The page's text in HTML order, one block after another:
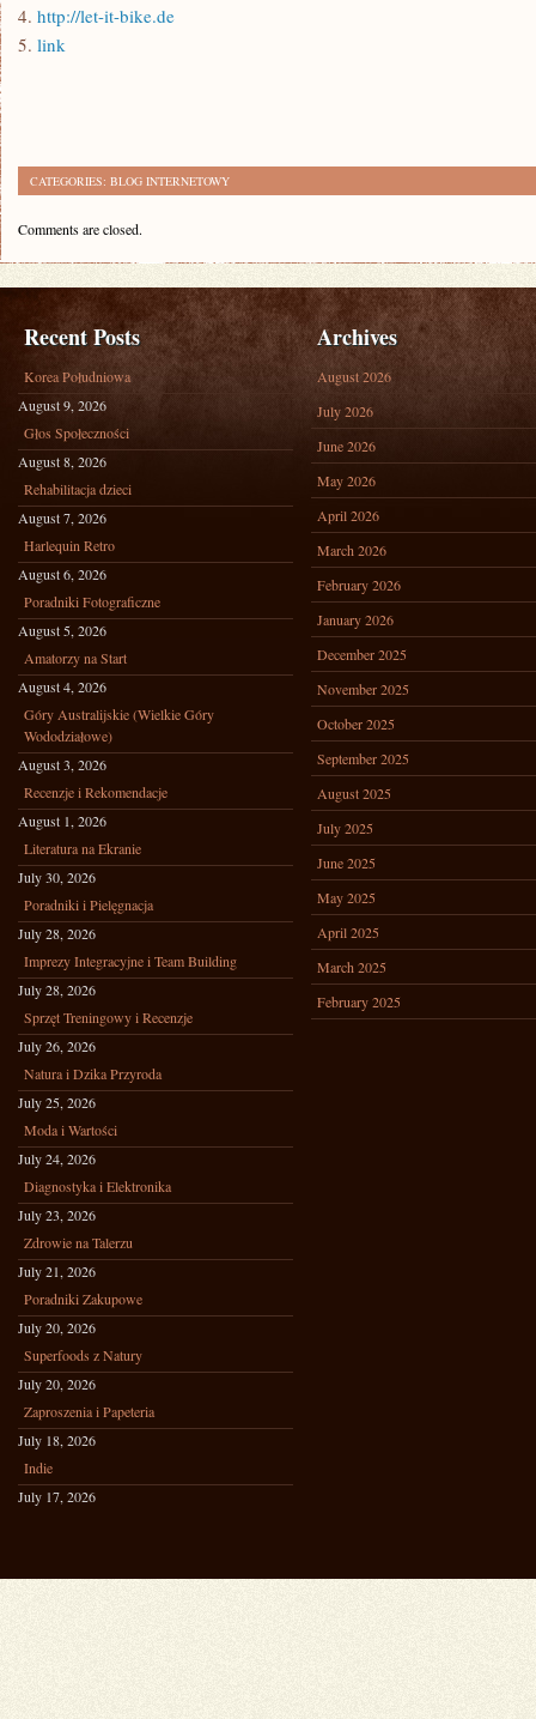
4. http://let-it-bike.de
5. link
CATEGORIES: BLOG INTERNETOWY
Comments are closed.
Recent Posts
Korea Południowa
August 9, 2026
Głos Społeczności
August 8, 2026
Rehabilitacja dzieci
August 7, 2026
Harlequin Retro
August 6, 2026
Poradniki Fotograficzne
August 5, 2026
Amatorzy na Start
August 4, 2026
Góry Australijskie (Wielkie Góry
Wododziałowe)
August 3, 2026
Recenzje i Rekomendacje
August 1, 2026
Literatura na Ekranie
July 30, 2026
Poradniki i Pielęgnacja
July 28, 2026
Imprezy Integracyjne i Team Building
July 28, 2026
Sprzęt Treningowy i Recenzje
July 26, 2026
Natura i Dzika Przyroda
July 25, 2026
Moda i Wartości
July 24, 2026
Diagnostyka i Elektronika
July 23, 2026
Zdrowie na Talerzu
July 21, 2026
Poradniki Zakupowe
July 20, 2026
Superfoods z Natury
July 20, 2026
Zaproszenia i Papeteria
July 18, 2026
Indie
July 17, 2026
Archives
August 2026
July 2026
June 2026
May 2026
April 2026
March 2026
February 2026
January 2026
December 2025
November 2025
October 2025
September 2025
August 2025
July 2025
June 2025
May 2025
April 2025
March 2025
February 2025